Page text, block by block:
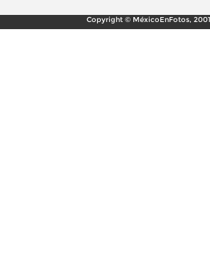
Copyright © MéxicoEnFotos,